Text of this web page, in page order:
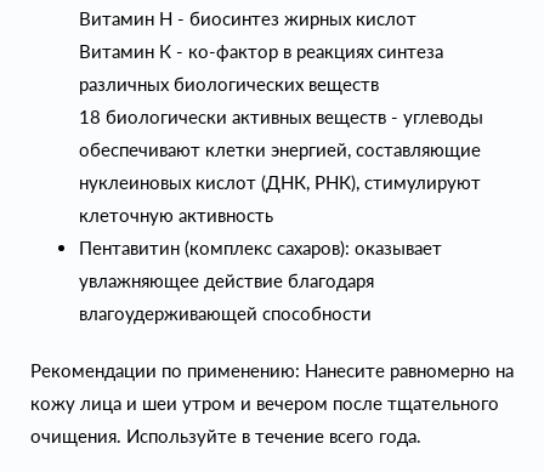
Витамин H - биосинтез жирных кислот
Витамин К - ко-фактор в реакциях синтеза
различных биологических веществ
18 биологически активных веществ - углеводы
обеспечивают клетки энергией, составляющие
нуклеиновых кислот (ДНК, РНК), стимулируют
клеточную активность
Пентавитин (комплекс сахаров): оказывает
увлажняющее действие благодаря
влагоудерживающей способности
Рекомендации по применению: Нанесите равномерно на
кожу лица и шеи утром и вечером после тщательного
очищения. Используйте в течение всего года.